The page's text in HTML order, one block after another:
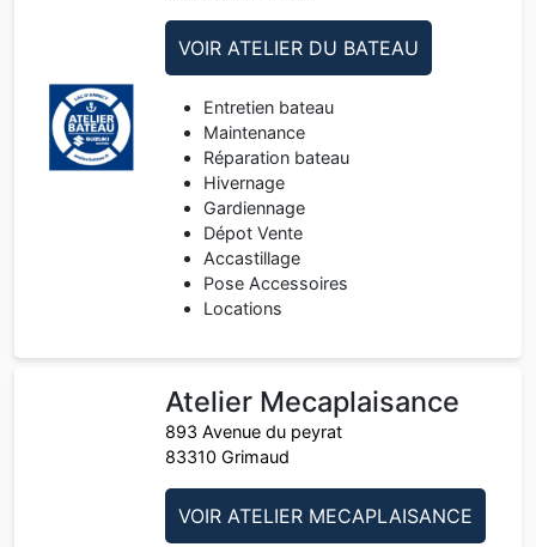
VOIR ATELIER DU BATEAU
Entretien bateau
Maintenance
Réparation bateau
Hivernage
Gardiennage
Dépot Vente
Accastillage
Pose Accessoires
Locations
Atelier Mecaplaisance
893 Avenue du peyrat
83310 Grimaud
VOIR ATELIER MECAPLAISANCE